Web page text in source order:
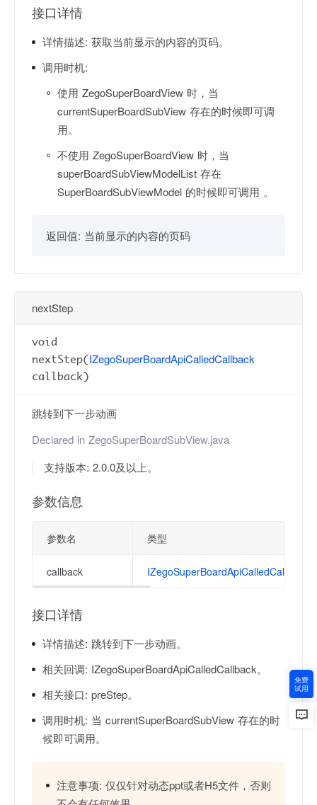
接口详情
详情描述: 获取当前显示的内容的页码。
调用时机:
使用 ZegoSuperBoardView 时，当
currentSuperBoardSubView 存在的时候即可调
用。
不使用 ZegoSuperBoardView 时，当
superBoardSubViewModelList 存在
SuperBoardSubViewModel 的时候即可调用 。
返回值: 当前显示的内容的页码
nextStep
void
nextStep(IZegoSuperBoardApiCalledCallback
callback)
跳转到下一步动画
Declared in ZegoSuperBoardSubView.java
支持版本: 2.0.0及以上。
参数信息
参数名 类型
callback IZegoSuperBoardApiCalledCallback
接口详情
详情描述: 跳转到下一步动画。
相关回调: IZegoSuperBoardApiCalledCallback。
相关接口: preStep。
调用时机: 当 currentSuperBoardSubView 存在的时
候即可调用。
注意事项: 仅仅针对动态ppt或者H5文件，否则
免费
试用